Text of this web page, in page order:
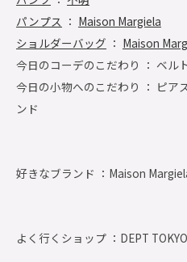
パンプス ： Maison Margiela
ショルダーバッグ ： Maison
今日のコーデのこだわり ： ベル
今日の小物へのこだわり ： ピア
ンド
好きなブランド ： Maison
よく行くショップ ： DEPT TOKYO